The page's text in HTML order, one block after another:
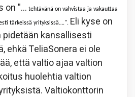
on "… tehtävänä on vahvistaa ja vakauttaa
tärkeissä yrityksissä….". Eli kyse on
kansallisesti
ehkä TeliaSonera ei ole
että valtio ajaa valtion
huolehtia valtion
Valtiokonttorin